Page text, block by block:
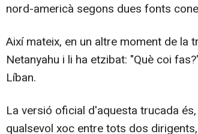
nord-americà segons dues fonts
Així mateix, en un altre moment de la
Netanyahu i li ha etzibat: "Què coi
Líban.
La versió oficial d'aquesta trucada
qualsevol xoc entre tots dos